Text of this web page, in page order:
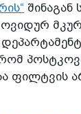
შინაგან
ფილტვის